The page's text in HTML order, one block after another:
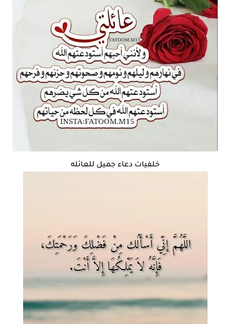
خلفيات دعاء جميل للعائله